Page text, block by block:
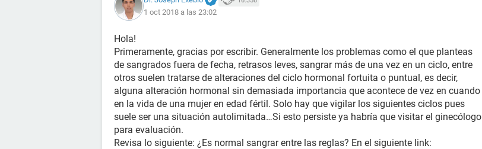
1 oct 2018 a las 23:02
Hola!
Primeramente, gracias por escribir. Generalmente los problemas como el que planteas
de sangrados fuera de fecha, retrasos leves, sangrar más de una vez en un ciclo, entre
otros suelen tratarse de alteraciones del ciclo hormonal fortuita o puntual, es decir,
alguna alteración hormonal sin demasiada importancia que acontece de vez en cuando
en la vida de una mujer en edad fértil. Solo hay que vigilar los siguientes ciclos pues
suele ser una situación autolimitada…Si esto persiste ya habría que visitar el ginecólogo
para evaluación.
Revisa lo siguiente: ¿Es normal sangrar entre las reglas? En el siguiente link: